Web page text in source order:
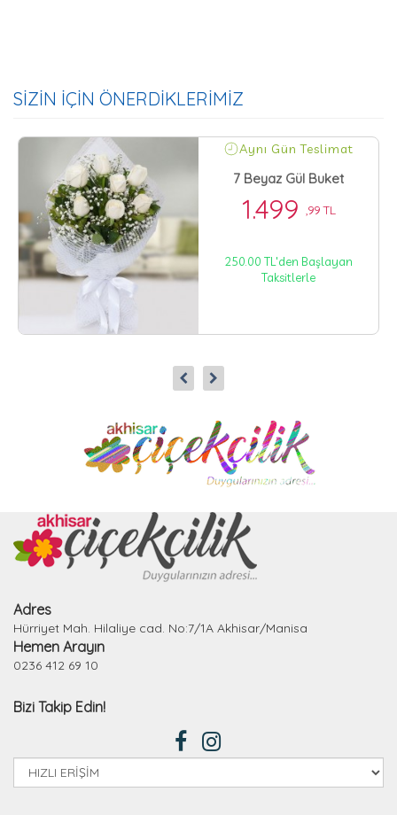
SİZİN İÇİN ÖNERDİKLERİMİZ
Aynı Gün Teslimat
7 Beyaz Gül Buket
1.499 ,99 TL
250.00 TL'den Başlayan
Taksitlerle
Adres
Hürriyet Mah. Hilaliye cad. No:7/1A Akhisar/Manisa
Hemen Arayın
0236 412 69 10
Bizi Takip Edin!